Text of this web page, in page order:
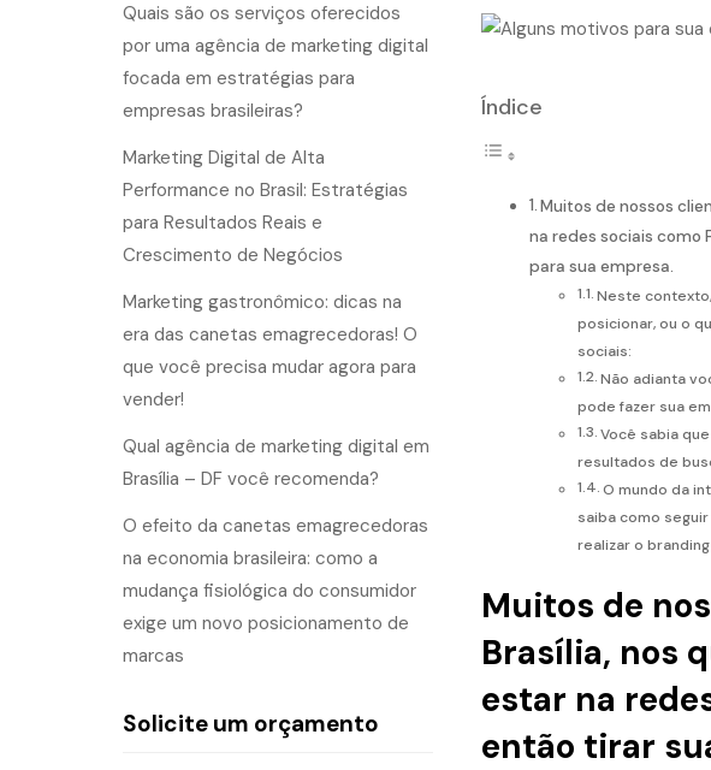
Índice
Muitos de nossos
na redes sociais como
para sua empresa.
Neste
posicionar, ou o
sociais:
Não adianta
pode fazer sua
Você sabia
resultados de
O mundo da
saiba como
realizar o
Muitos de
Brasília, nos
estar na
então tirar
Quais são os serviços oferecidos
por uma agência de marketing digital
focada em estratégias para
empresas brasileiras?
Marketing Digital de Alta
Performance no Brasil: Estratégias
para Resultados Reais e
Crescimento de Negócios
Marketing gastronômico: dicas na
era das canetas emagrecedoras! O
que você precisa mudar agora para
vender!
Qual agência de marketing digital em
Brasília – DF você recomenda?
O efeito da canetas emagrecedoras
na economia brasileira: como a
mudança fisiológica do consumidor
exige um novo posicionamento de
marcas
Solicite um orçamento